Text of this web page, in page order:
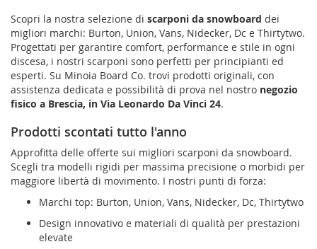
Scopri la nostra selezione di scarponi da snowboard dei
migliori marchi: Burton, Union, Vans, Nidecker, Dc e Thirtytwo.
Progettati per garantire comfort, performance e stile in ogni
discesa, i nostri scarponi sono perfetti per principianti ed
esperti. Su Minoia Board Co. trovi prodotti originali, con
assistenza dedicata e possibilità di prova nel nostro negozio
fisico a Brescia, in Via Leonardo Da Vinci 24.
Prodotti scontati tutto l'anno
Approfitta delle offerte sui migliori scarponi da snowboard.
Scegli tra modelli rigidi per massima precisione o morbidi per
maggiore libertà di movimento. I nostri punti di forza:
Marchi top: Burton, Union, Vans, Nidecker, Dc, Thirtytwo
Design innovativo e materiali di qualità per prestazioni
elevate